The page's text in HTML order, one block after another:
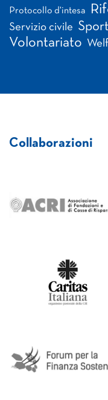
Protocollo d'intesa
Servizio civile
Volontariato
Collaborazioni